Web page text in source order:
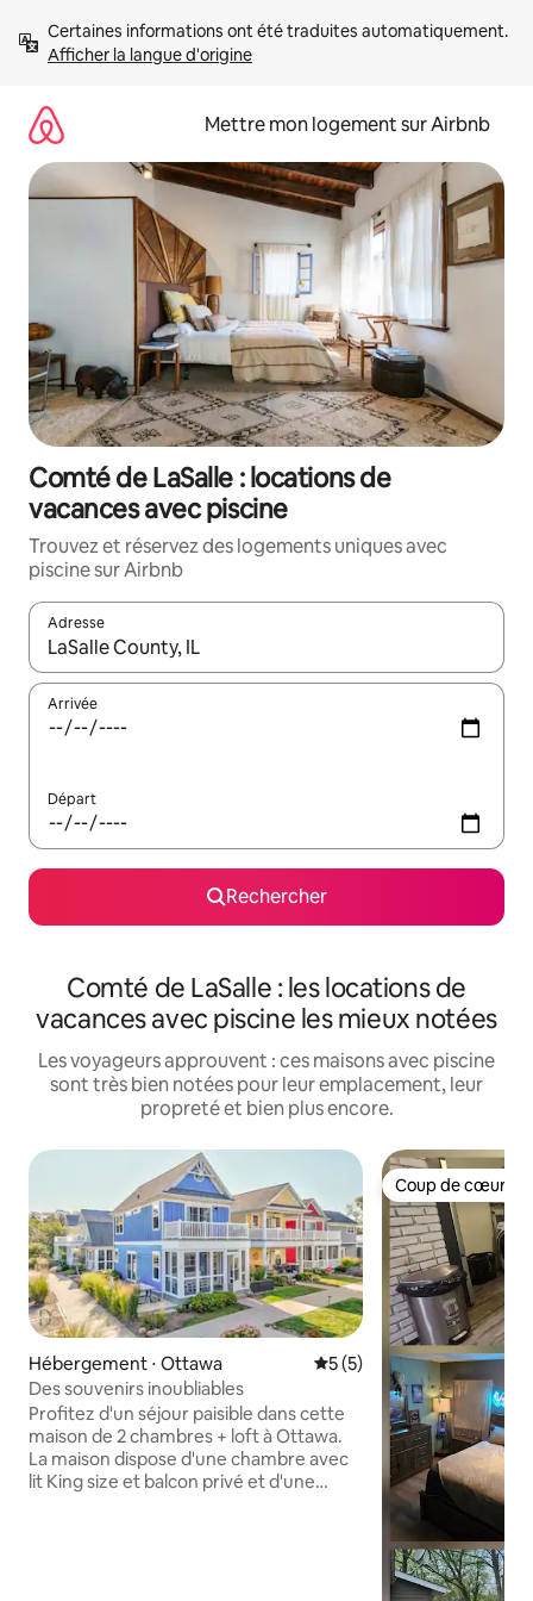
directement
Afficher la langue d'origine
Mettre mon logement sur Airbnb
Comté de LaSalle : locations de
vacances avec piscine
Trouvez et réservez des logements uniques avec
piscine sur Airbnb
Adresse
Lorsque les résultats s'affichent, utilisez les flèches vers le
Arrivée
Départ
Rechercher
Comté de LaSalle : les locations de
vacances avec piscine les mieux notées
Les voyageurs approuvent : ces maisons avec piscine
sont très bien notées pour leur emplacement, leur
propreté et bien plus encore.
Hébergement ⋅ Ottawa Évaluation moyenne sur
5 (5)
Des souvenirs inoubliables
Profitez d'un séjour paisible dans cette
maison de 2 chambres + loft à Ottawa.
La maison dispose d'une chambre avec
lit King size et balcon privé et d'une
Coup de cœur
Coup de cœur